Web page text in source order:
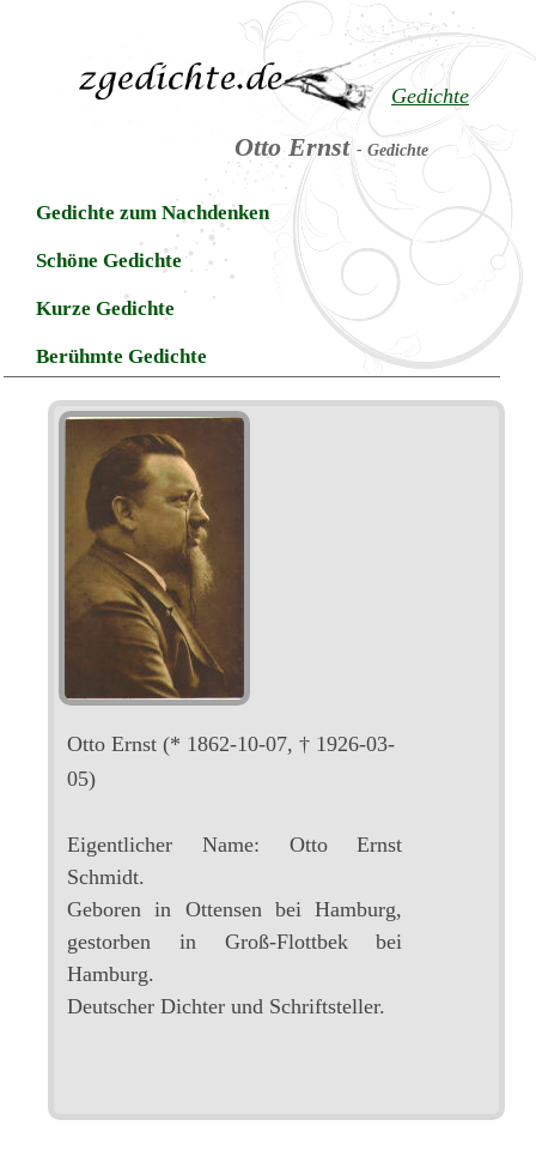
Gedichte
Otto Ernst- Gedichte
Gedichte zum Nachdenken
Schöne Gedichte
Kurze Gedichte
Berühmte Gedichte
Otto Ernst (* 1862-10-07, † 1926-03-
05)
Eigentlicher Name: Otto Ernst
Schmidt.
Geboren in Ottensen bei Hamburg,
gestorben in Groß-Flottbek bei
Hamburg.
Deutscher Dichter und Schriftsteller.